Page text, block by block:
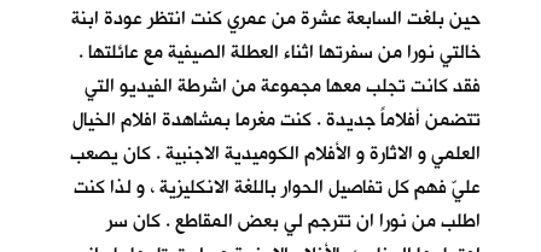
حين بلغت السابعة عشرة من عمري كنت انتظر عودة ابنة
خالتي نورا من سفرتها اثناء العطلة الصيفية مع عائلتها .
فقد كانت تجلب معها مجموعة من اشرطة الفيديو التي
تتضمن أفلاماً جديدة . كنت مغرما بمشاهدة افلام الخيال
العلمي و الاثارة و الأفلام الكوميدية الاجنبية . كان يصعب
عليّ فهم كل تفاصيل الحوار باللغة الانكليزية ، و لذا كنت
اطلب من نورا ان تترجم لي بعض المقاطع . كان سر